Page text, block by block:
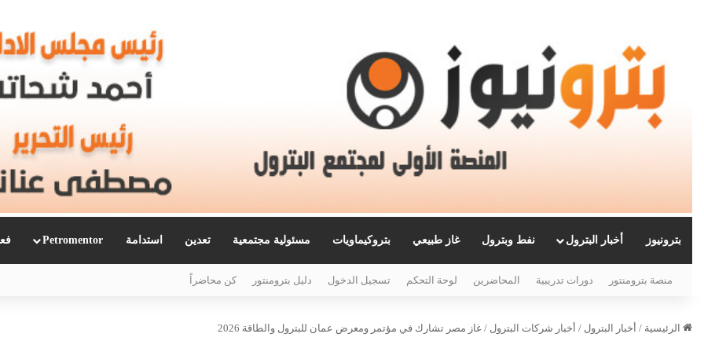
بترونيوز أخبار البترول نفط وبترول غاز طبيعي بتروكيماويات مسئولية مجتمعية تعدين استدامة Petromentor
منصة بترومنتور دورات تدريبية المحاضرين لوحة التحكم تسجيل الدخول دليل بترومنتور كن محاضراً
الرئيسية / أخبار البترول / أخبار شركات البترول / غاز مصر تشارك في مؤتمر ومعرض عمان للبترول والطاقة 2026